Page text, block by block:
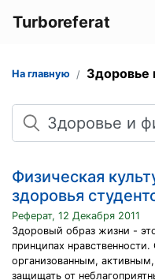
Turboreferat
На главную Здоровье
Поиск
Физическая
здоровья
Реферат, 12 Декабря 2011
Здоровый образ жизни -
принципах
организованным,
защищать от